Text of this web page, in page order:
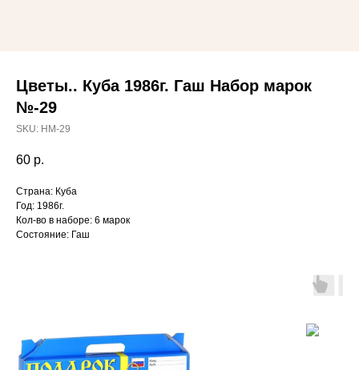
Цветы.. Куба 1986г. Гаш Набор марок
№-29
SKU: НМ-29
60 р.
Страна: Куба
Год: 1986г.
Кол-во в наборе: 6 марок
Состояние: Гаш